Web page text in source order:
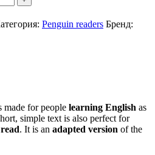
Penguin readers Бренд:
made for people learning English as
simple text is also perfect for
. It is an adapted version of the